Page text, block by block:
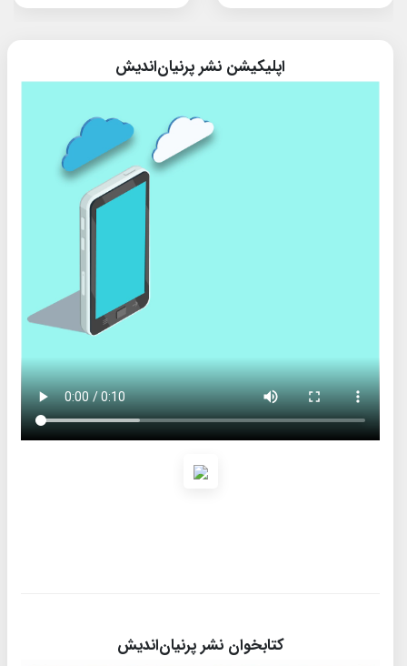
اپلیکیشن نشر پرنیان‌اندیش
کتابخوان نشر پرنیان‌اندیش